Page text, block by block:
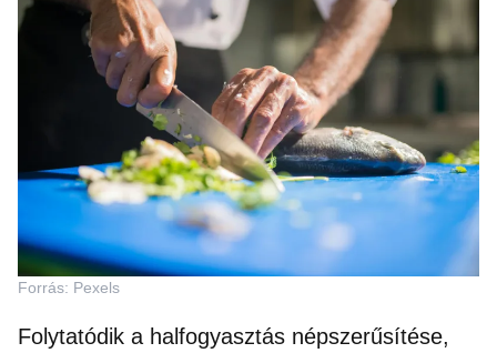
Forrás: Pexels
Folytatódik a halfogyasztás népszerűsítése,